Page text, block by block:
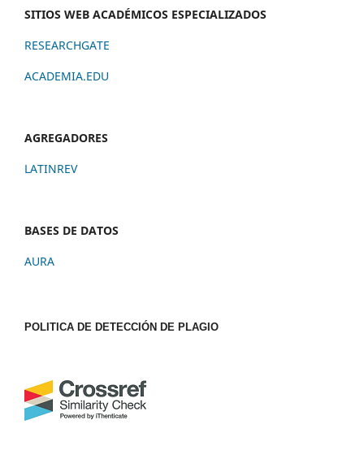
SITIOS WEB ACADÉMICOS ESPECIALIZADOS
RESEARCHGATE
ACADEMIA.EDU
AGREGADORES
LATINREV
BASES DE DATOS
AURA
POLITICA DE DETECCIÓN DE PLAGIO